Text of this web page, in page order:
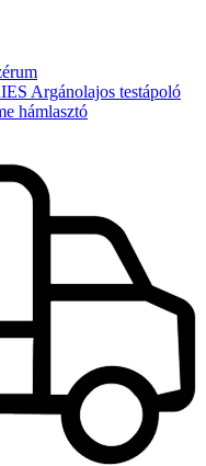
Argánolajos testápoló
hámlasztó